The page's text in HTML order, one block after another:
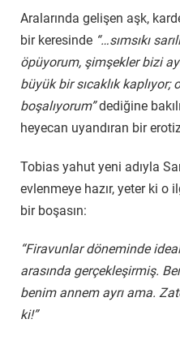
Aralarında gelişen aşk,
bir keresinde “…sımsıkı
öpüyorum, şimşekler bizi
büyük bir sıcaklık kaplıyor;
boşalıyorum”dediğine
heyecan uyandıran bir
Tobias yahut yeni adıyla
evlenmeye hazır, yeter ki o
bir boşasın:
“Firavunlar döneminde
arasında gerçekleşirmiş.
benim annem ayrı ama.
ki!”